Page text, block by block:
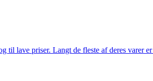
lave priser. Langt de fleste af deres varer